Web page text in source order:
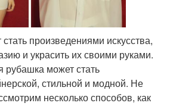
произведениями искусства,
и украсить их своими руками.
может стать
стильной и модной. Не
несколько способов, как